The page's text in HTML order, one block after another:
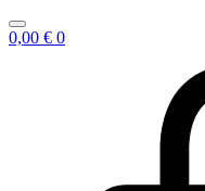
0,00 € 0